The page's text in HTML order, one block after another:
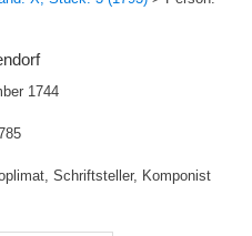
1744
Schriftsteller, Komponist